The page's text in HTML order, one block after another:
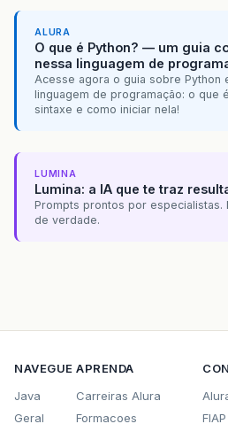
ALURA
O que é Python? — um guia
nessa linguagem de
Acesse agora o guia sobre Python
linguagem de programação: o que
sintaxe e como iniciar nela!
LUMINA
Lumina: a IA que te traz
Prompts prontos por especialistas.
de verdade.
NAVEGUE
Java
Geral
APRENDA
Carreiras Alura
Formacoes
FIAP